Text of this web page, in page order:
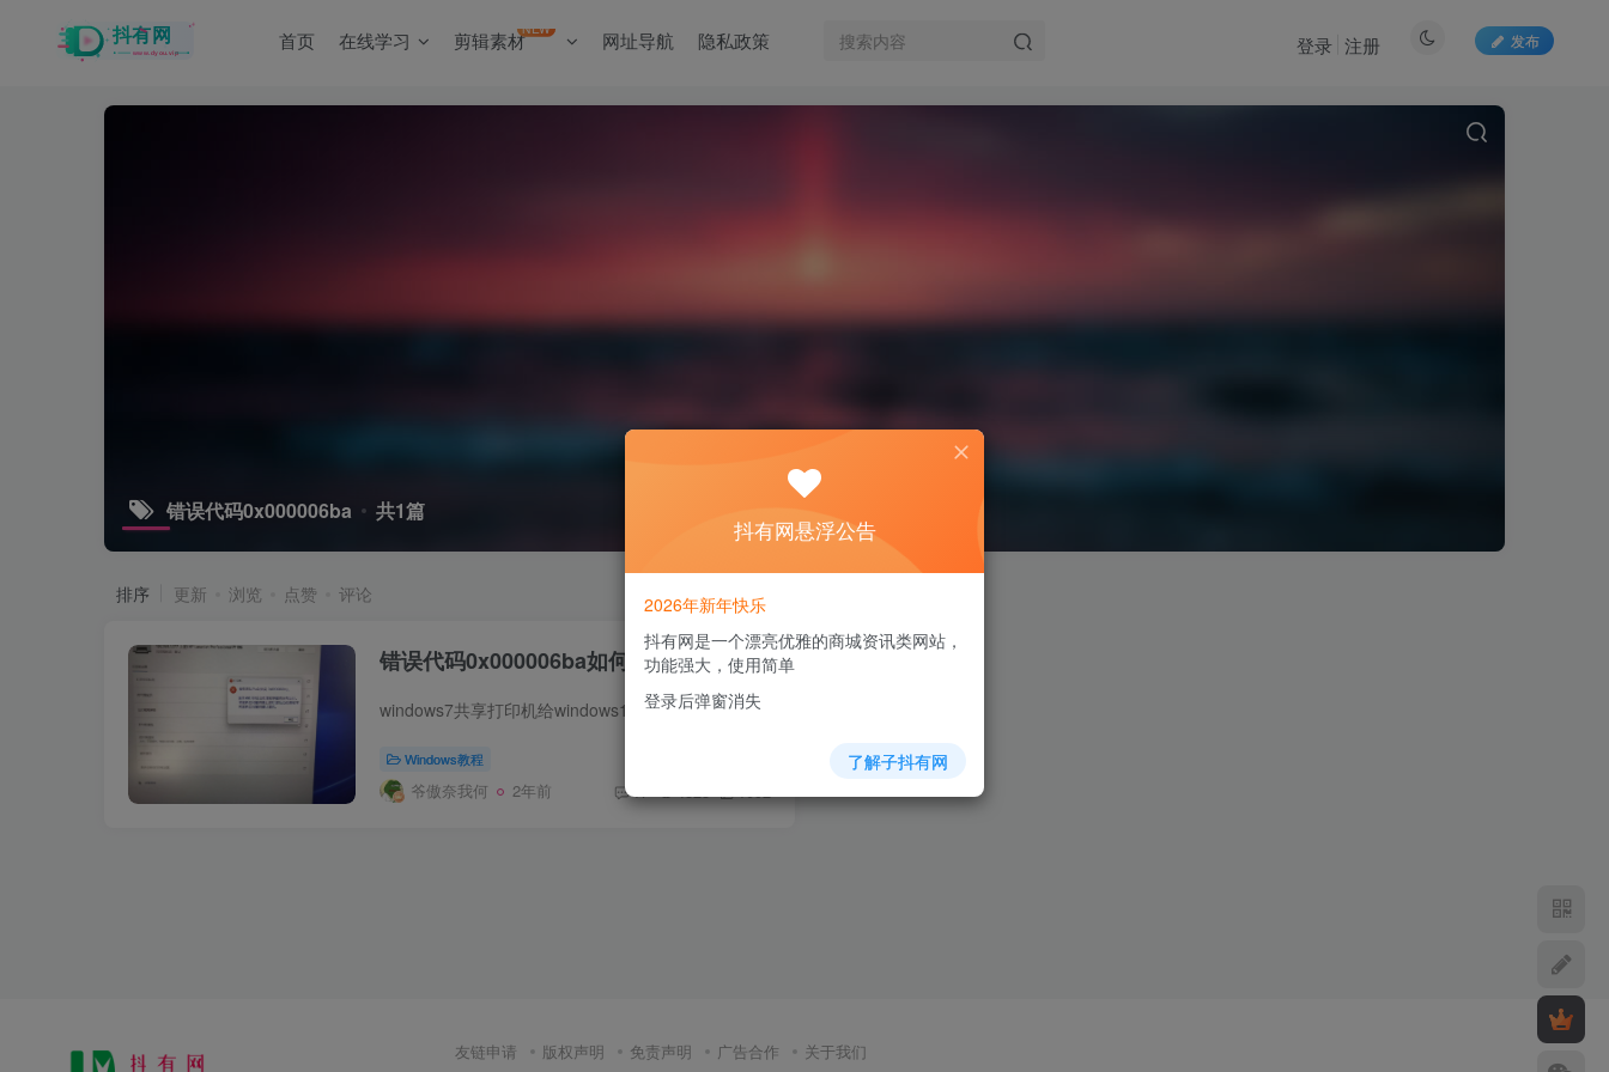
首页 在线学习 剪辑素材NEW 网址导航 隐私政策 发布
登录 注册
错误代码0x000006ba 共1篇
排序 更新 浏览 点赞 评论
错误代码0x000006ba如何解决
windows7共享打印机给windows11出现错误代码0x000006ba是什么情况？该如何解决？
Windows教程
爷傲奈我何 2年前 17 4823 1092
友链申请 版权声明 免责声明 广告合作 关于我们
抖有网悬浮公告
2026年新年快乐
抖有网是一个漂亮优雅的商城资讯类网站，
功能强大，使用简单
登录后弹窗消失
了解子抖有网